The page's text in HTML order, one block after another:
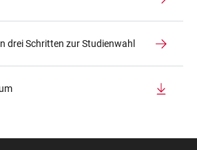
drei Schritten zur Studienwahl